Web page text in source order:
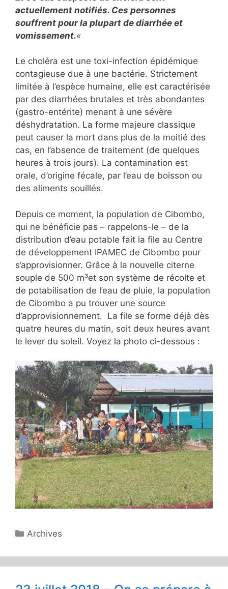
actuellement notifiés. Ces personnes
souffrent pour la plupart de diarrhée et
vomissement.«
Le choléra est une toxi-infection épidémique
contagieuse due à une bactérie. Strictement
limitée à l’espèce humaine, elle est caractérisée
par des diarrhées brutales et très abondantes
(gastro-entérite) menant à une sévère
déshydratation. La forme majeure classique
peut causer la mort dans plus de la moitié des
cas, en l’absence de traitement (de quelques
heures à trois jours). La contamination est
orale, d’origine fécale, par l’eau de boisson ou
des aliments souillés.
Depuis ce moment, la population de Cibombo,
qui ne bénéficie pas – rappelons-le – de la
distribution d’eau potable fait la file au Centre
de développement IPAMEC de Cibombo pour
s’approvisionner. Grâce à la nouvelle citerne
souple de 500 m³et son système de récolte et
de potabilisation de l’eau de pluie, la population
de Cibombo a pu trouver une source
d’approvisionnement. La file se forme déjà dès
quatre heures du matin, soit deux heures avant
le lever du soleil. Voyez la photo ci-dessous :
Catégories
Archives